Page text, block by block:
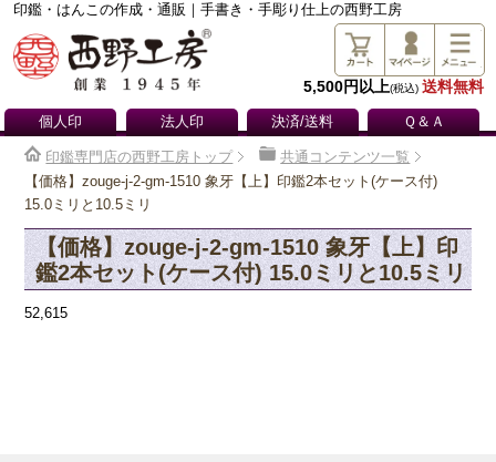
印鑑・はんこの作成・通販｜手書き・手彫り仕上の西野工房
5,500円以上(税込) 送料無料
個人印 法人印 決済/送料 Ｑ＆Ａ
印鑑専門店の西野工房トップ
共通コンテンツ一覧
【価格】zouge-j-2-gm-1510 象牙【上】印鑑2本セット(ケース付)
15.0ミリと10.5ミリ
【価格】zouge-j-2-gm-1510 象牙【上】印
鑑2本セット(ケース付) 15.0ミリと10.5ミリ
52,615